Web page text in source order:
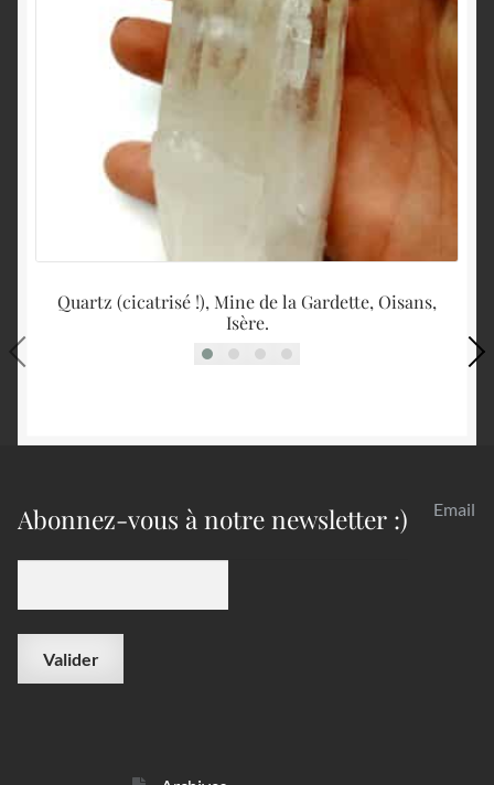
Quartz (cicatrisé !), Mine de la Gardette, Oisans,
Isère.
Abonnez-vous à notre newsletter :) Email